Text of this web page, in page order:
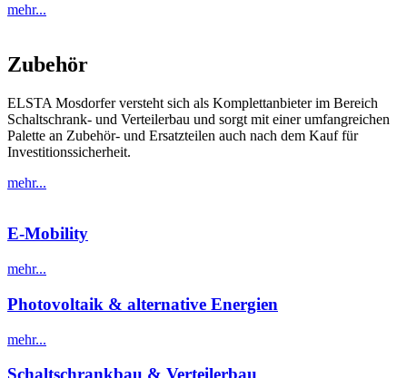
mehr...
Zubehör
ELSTA Mosdorfer versteht sich als Komplettanbieter im Bereich
Schaltschrank- und Verteilerbau und sorgt mit einer umfangreichen
Palette an Zubehör- und Ersatzteilen auch nach dem Kauf für
Investitionssicherheit.
mehr...
E-Mobility
mehr...
Photovoltaik & alternative Energien
mehr...